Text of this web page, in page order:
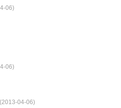
06)
06)
(2013-04-06)